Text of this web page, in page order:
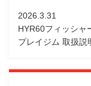
2026.3.31
HYR60フィッシ
プレイジム 取扱説